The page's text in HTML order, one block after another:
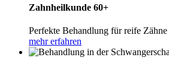
Zahnheilkunde 60+
Perfekte Behandlung für reife Zähne
mehr erfahren